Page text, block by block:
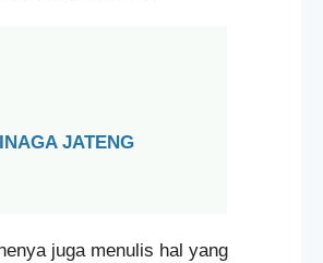
JATENG
juga menulis hal yang